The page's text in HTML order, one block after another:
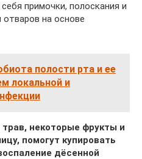
примочки, полоскания и
отваров на основе
полости рта и ее
локальной и
некоторые фрукты и
помогут купировать
дёсенной